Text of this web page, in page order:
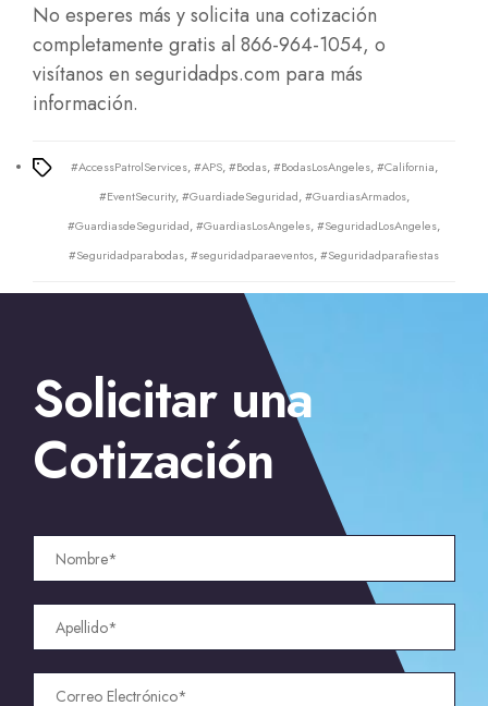
No esperes más y solicita una cotización
completamente gratis al 866-964-1054, o
visítanos en seguridadps.com para más
información.
Tags
#AccessPatrolServices,#APS,#Bodas,#BodasLosAngeles,#California,
#EventSecurity,#GuardiadeSeguridad,#GuardiasArmados,
#GuardiasdeSeguridad,#GuardiasLosAngeles,#SeguridadLosAngeles,
#Seguridadparabodas,#seguridadparaeventos,#Seguridadparafiestas
Solicitar una
Cotización